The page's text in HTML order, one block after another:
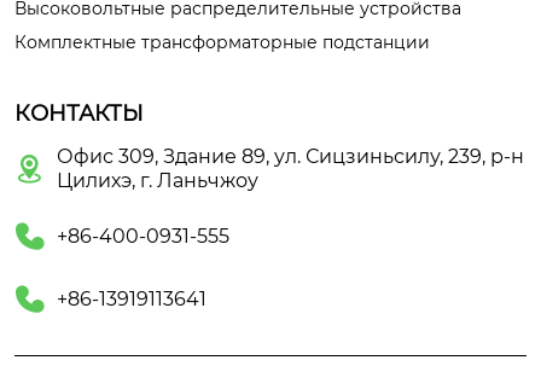
Высоковольтные распределительные устройства
Комплектные трансформаторные подстанции
КОНТАКТЫ

Офис 309, Здание 89, ул. Сицзиньсилу, 239, р-н
Цилихэ, г. Ланьчжоу
 +86-400-0931-555
 +86-13919113641